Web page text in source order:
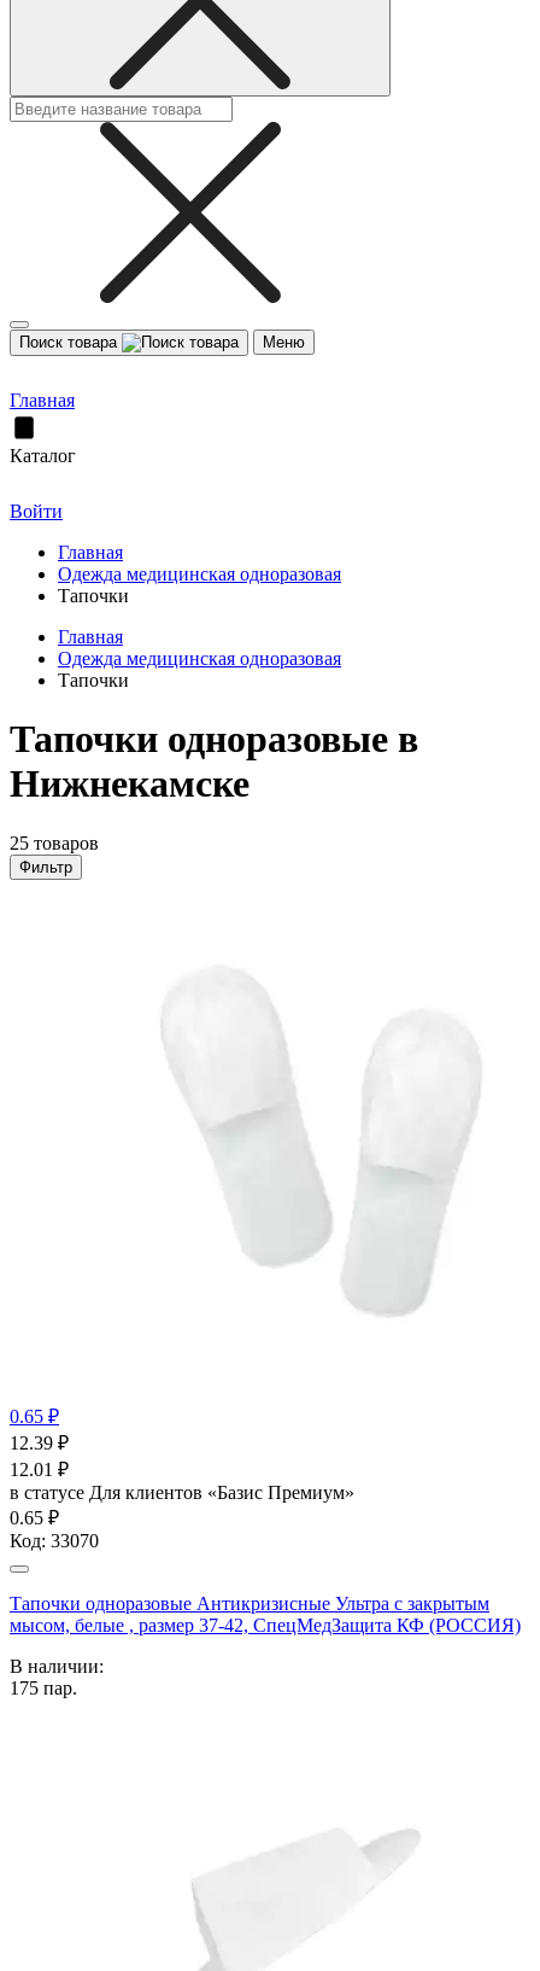
Поиск товара Меню
Главная
Каталог
Войти
Главная
Одежда медицинская одноразовая
Тапочки
Главная
Одежда медицинская одноразовая
Тапочки
Тапочки одноразовые в
Нижнекамске
25 товаров
Фильтр
0.65 ₽
12.39 ₽
12.01 ₽
в статусе Для клиентов «Базис Премиум»
0.65 ₽
Код: 33070
Тапочки одноразовые Антикризисные Ультра с закрытым
мысом, белые , размер 37-42, СпецМедЗащита КФ (РОССИЯ)
В наличии:
175 пар.